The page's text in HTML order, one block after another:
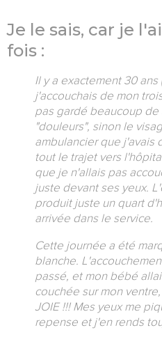
Je le sais, car je
fois :
Il y a exactement 30 ans
j'accouchais de mon
pas gardé beaucoup de
"douleurs", sinon le
ambulancier que j'avais
tout le trajet vers
que je n'allais pas
juste devant ses yeux.
produit juste un quart
arrivée dans le service.
Cette journée a été
blanche.
passé, et mon bébé
couchée sur mon
JOIE !!! Mes yeux me
repense et j'en rends